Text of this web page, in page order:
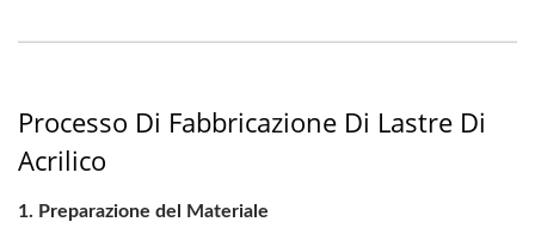
Processo Di Fabbricazione Di Lastre Di
Acrilico
1. Preparazione del Materiale